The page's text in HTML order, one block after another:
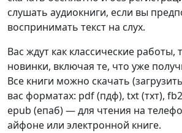
слушать аудиокниги, если вы
воспринимать текст на слух.
Вас ждут как классические работы,
новинки, включая те, что уже
Все книги можно скачать
вас форматах: pdf (пдф), txt (тхт),
epub (епаб) — для чтения на
айфоне или электронной книге.